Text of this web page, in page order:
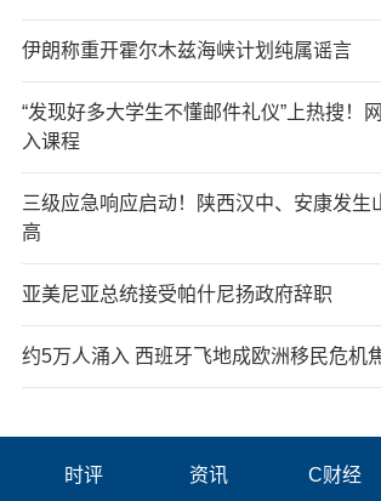
伊朗称重开霍尔木兹海峡计划纯属谣言
“发现好多大学生不懂邮件礼仪”上热搜！
入课程
三级应急响应启动！陕西汉中、安康发生
高
亚美尼亚总统接受帕什尼扬政府辞职
约5万人涌入 西班牙飞地成欧洲移民危机
时评 资讯 C财经